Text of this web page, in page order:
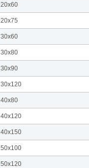
20x60
20x75
30x60
30x80
30x90
30x120
40x80
40x120
40x150
50x100
50x120